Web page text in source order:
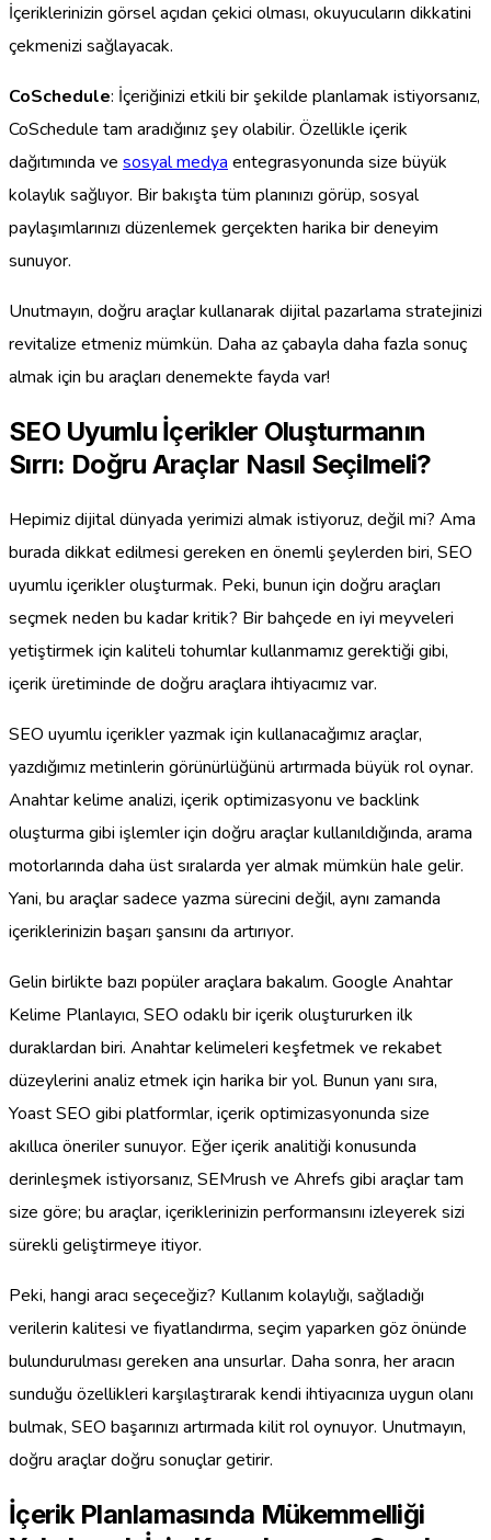
İçeriklerinizin görsel açıdan çekici olması, okuyucuların dikkatini
çekmenizi sağlayacak.
CoSchedule: İçeriğinizi etkili bir şekilde planlamak istiyorsanız,
CoSchedule tam aradığınız şey olabilir. Özellikle içerik
dağıtımında ve sosyal medya entegrasyonunda size büyük
kolaylık sağlıyor. Bir bakışta tüm planınızı görüp, sosyal
paylaşımlarınızı düzenlemek gerçekten harika bir deneyim
sunuyor.
Unutmayın, doğru araçlar kullanarak dijital pazarlama stratejinizi
revitalize etmeniz mümkün. Daha az çabayla daha fazla sonuç
almak için bu araçları denemekte fayda var!
SEO Uyumlu İçerikler Oluşturmanın
Sırrı: Doğru Araçlar Nasıl Seçilmeli?
Hepimiz dijital dünyada yerimizi almak istiyoruz, değil mi? Ama
burada dikkat edilmesi gereken en önemli şeylerden biri, SEO
uyumlu içerikler oluşturmak. Peki, bunun için doğru araçları
seçmek neden bu kadar kritik? Bir bahçede en iyi meyveleri
yetiştirmek için kaliteli tohumlar kullanmamız gerektiği gibi,
içerik üretiminde de doğru araçlara ihtiyacımız var.
SEO uyumlu içerikler yazmak için kullanacağımız araçlar,
yazdığımız metinlerin görünürlüğünü artırmada büyük rol oynar.
Anahtar kelime analizi, içerik optimizasyonu ve backlink
oluşturma gibi işlemler için doğru araçlar kullanıldığında, arama
motorlarında daha üst sıralarda yer almak mümkün hale gelir.
Yani, bu araçlar sadece yazma sürecini değil, aynı zamanda
içeriklerinizin başarı şansını da artırıyor.
Gelin birlikte bazı popüler araçlara bakalım. Google Anahtar
Kelime Planlayıcı, SEO odaklı bir içerik oluştururken ilk
duraklardan biri. Anahtar kelimeleri keşfetmek ve rekabet
düzeylerini analiz etmek için harika bir yol. Bunun yanı sıra,
Yoast SEO gibi platformlar, içerik optimizasyonunda size
akıllıca öneriler sunuyor. Eğer içerik analitiği konusunda
derinleşmek istiyorsanız, SEMrush ve Ahrefs gibi araçlar tam
size göre; bu araçlar, içeriklerinizin performansını izleyerek sizi
sürekli geliştirmeye itiyor.
Peki, hangi aracı seçeceğiz? Kullanım kolaylığı, sağladığı
verilerin kalitesi ve fiyatlandırma, seçim yaparken göz önünde
bulundurulması gereken ana unsurlar. Daha sonra, her aracın
sunduğu özellikleri karşılaştırarak kendi ihtiyacınıza uygun olanı
bulmak, SEO başarınızı artırmada kilit rol oynuyor. Unutmayın,
doğru araçlar doğru sonuçlar getirir.
İçerik Planlamasında Mükemmelliği